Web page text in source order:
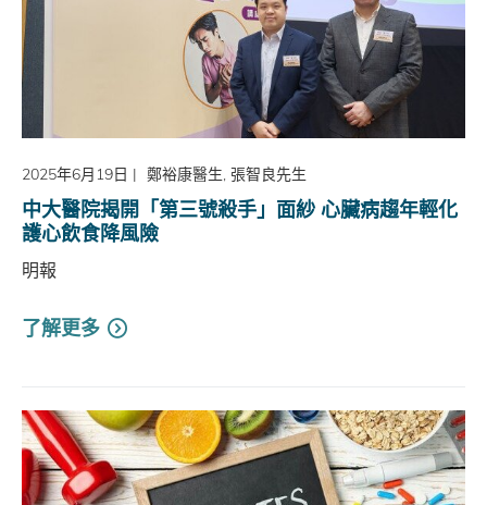
2025年6月19日 | 鄭裕康醫生, 張智良先生
中大醫院揭開「第三號殺手」面紗 心臟病趨年輕化
護心飲食降風險
明報
了解更多